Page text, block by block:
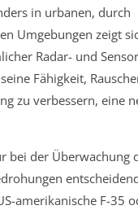
in urbanen, durch
Umgebungen zeigt
Radar- und
Fähigkeit,
zu verbessern, eine
bei der Überwachung
amerikanische F-35